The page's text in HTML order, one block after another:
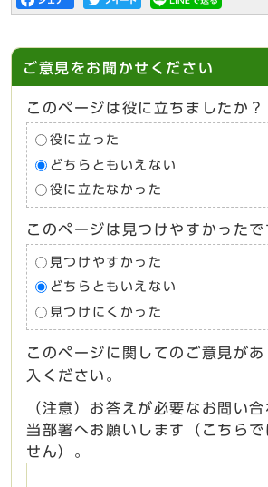
ご意見をお聞かせください
このページは役に立ちましたか？
役に立った
どちらともいえない
役に立たなかった
このページは見つけやすかったで
見つけやすかった
どちらともいえない
見つけにくかった
このページに関してのご意見が
入ください。
（注意）お答えが必要なお問い
当部署へお願いします（こちら
せん）。